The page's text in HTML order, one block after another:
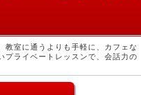
教室に通うよりも手軽に、カフェな
プライベートレッスンで、会話力の